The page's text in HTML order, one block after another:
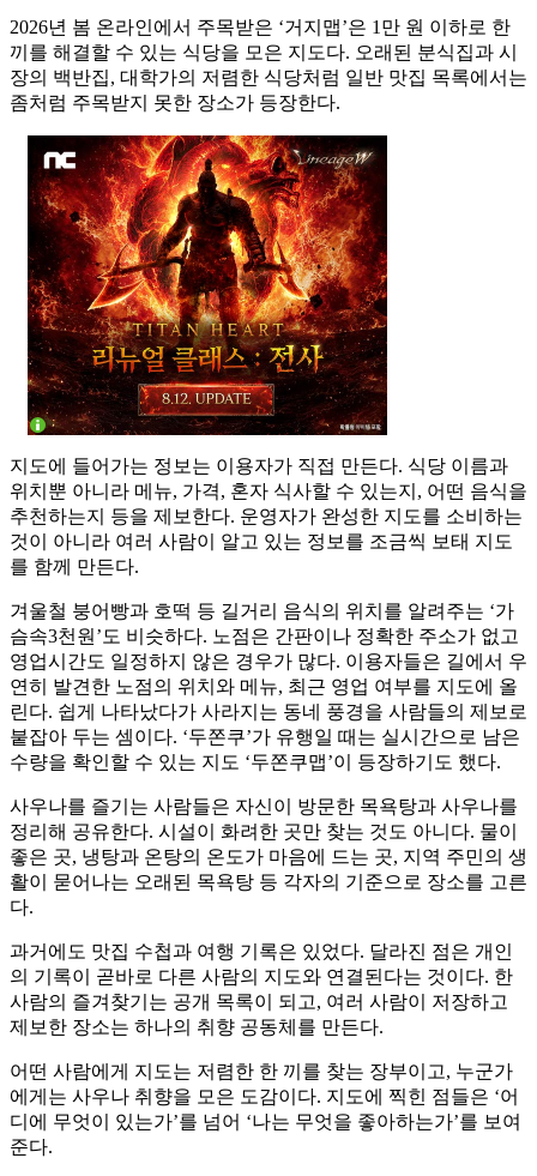
2026년 봄 온라인에서 주목받은 ‘거지맵’은 1만 원 이하로 한
끼를 해결할 수 있는 식당을 모은 지도다. 오래된 분식집과 시
장의 백반집, 대학가의 저렴한 식당처럼 일반 맛집 목록에서는
좀처럼 주목받지 못한 장소가 등장한다.
지도에 들어가는 정보는 이용자가 직접 만든다. 식당 이름과
위치뿐 아니라 메뉴, 가격, 혼자 식사할 수 있는지, 어떤 음식을
추천하는지 등을 제보한다. 운영자가 완성한 지도를 소비하는
것이 아니라 여러 사람이 알고 있는 정보를 조금씩 보태 지도
를 함께 만든다.
겨울철 붕어빵과 호떡 등 길거리 음식의 위치를 알려주는 ‘가
슴속3천원’도 비슷하다. 노점은 간판이나 정확한 주소가 없고
영업시간도 일정하지 않은 경우가 많다. 이용자들은 길에서 우
연히 발견한 노점의 위치와 메뉴, 최근 영업 여부를 지도에 올
린다. 쉽게 나타났다가 사라지는 동네 풍경을 사람들의 제보로
붙잡아 두는 셈이다. ‘두쫀쿠’가 유행일 때는 실시간으로 남은
수량을 확인할 수 있는 지도 ‘두쫀쿠맵’이 등장하기도 했다.
사우나를 즐기는 사람들은 자신이 방문한 목욕탕과 사우나를
정리해 공유한다. 시설이 화려한 곳만 찾는 것도 아니다. 물이
좋은 곳, 냉탕과 온탕의 온도가 마음에 드는 곳, 지역 주민의 생
활이 묻어나는 오래된 목욕탕 등 각자의 기준으로 장소를 고른
다.
과거에도 맛집 수첩과 여행 기록은 있었다. 달라진 점은 개인
의 기록이 곧바로 다른 사람의 지도와 연결된다는 것이다. 한
사람의 즐겨찾기는 공개 목록이 되고, 여러 사람이 저장하고
제보한 장소는 하나의 취향 공동체를 만든다.
어떤 사람에게 지도는 저렴한 한 끼를 찾는 장부이고, 누군가
에게는 사우나 취향을 모은 도감이다. 지도에 찍힌 점들은 ‘어
디에 무엇이 있는가’를 넘어 ‘나는 무엇을 좋아하는가’를 보여
준다.